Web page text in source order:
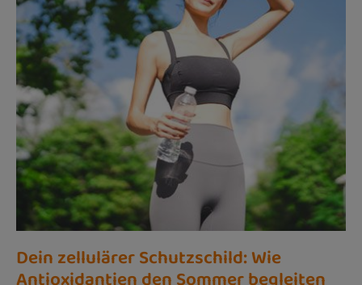
Dein zellulärer Schutzschild: Wie